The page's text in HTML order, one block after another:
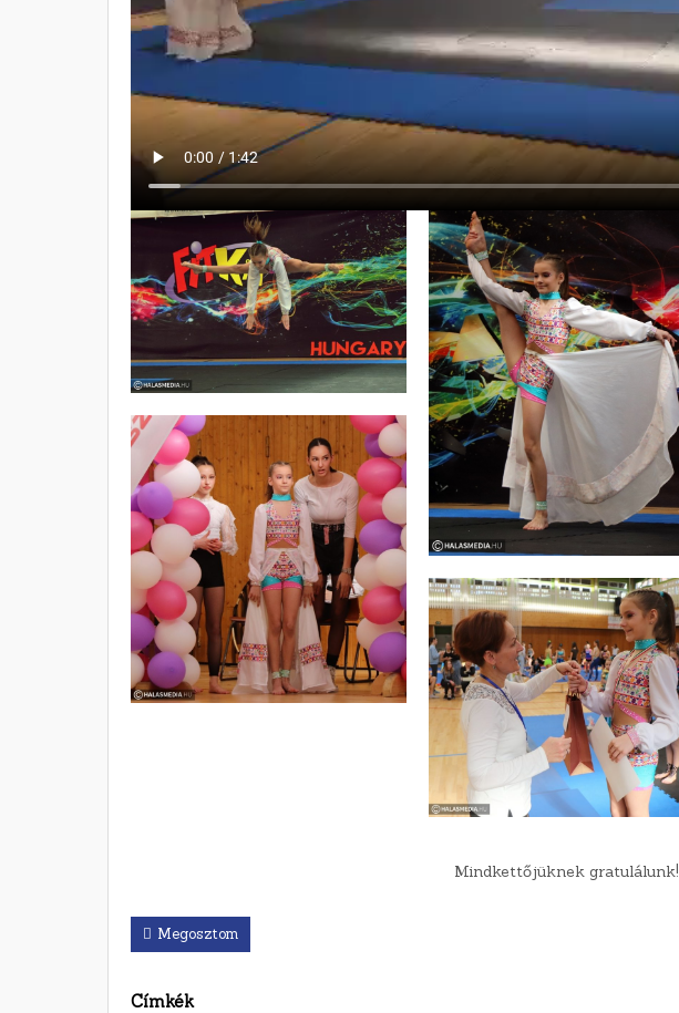
Mindkettőjüknek gratulálunk!
Megosztom
Címkék